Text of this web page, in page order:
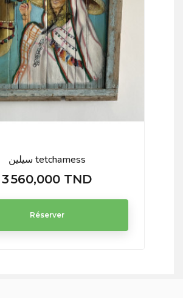
سيلين tetchamess
Prix
3 560,000 TND
Réserver